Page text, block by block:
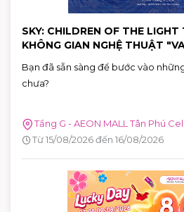
SKY: CHILDREN OF THE LIGHT
KHÔNG GIAN NGHỆ THUẬT
Bạn đã sẵn sàng để bước vào
chưa?
Tầng G - AEON MALL Tân Phú
Từ 15/08/2026 đến 16/08/2026